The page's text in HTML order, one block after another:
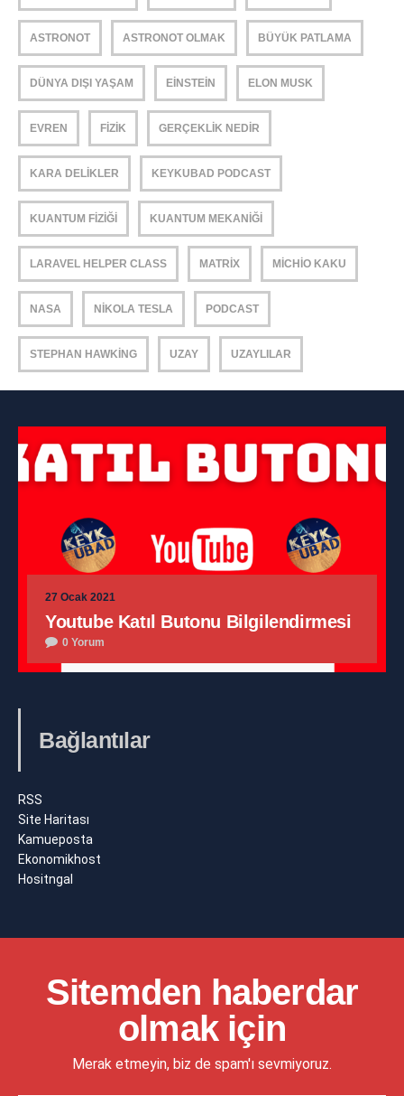
ASTRONOT ASTRONOT OLMAK BÜYÜK PATLAMA
DÜNYA DIŞI YAŞAM EINSTEIN ELON MUSK
EVREN FIZIK GERÇEKLIK NEDIR
KARA DELIKLER KEYKUBAD PODCAST
KUANTUM FIZIĞI KUANTUM MEKANIĞI
LARAVEL HELPER CLASS MATRIX MICHIO KAKU
NASA NIKOLA TESLA PODCAST
STEPHAN HAWKING UZAY UZAYLILAR
27 Ocak 2021
Youtube Katıl Butonu Bilgilendirmesi
0 Yorum
Bağlantılar
RSS
Site Haritası
Kamueposta
Ekonomikhost
Hositngal
Sitemden haberdar
olmak için
Merak etmeyin, biz de spam'ı sevmiyoruz.